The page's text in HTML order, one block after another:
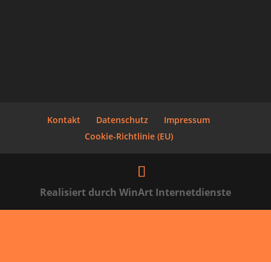
Kontakt Datenschutz
Impressum
Cookie-Richtlinie (EU)
Realisiert durch WinArt Internetdienste